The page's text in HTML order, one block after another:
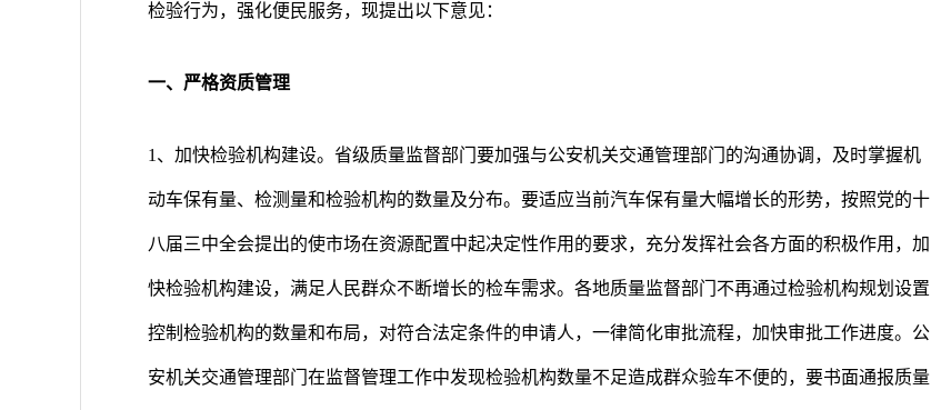
检验行为，强化便民服务，现提出以下意见：
一、严格资质管理
1、加快检验机构建设。省级质量监督部门要加强与公安机关交通管理部门的沟通协调，及时掌握机
动车保有量、检测量和检验机构的数量及分布。要适应当前汽车保有量大幅增长的形势，按照党的十
八届三中全会提出的使市场在资源配置中起决定性作用的要求，充分发挥社会各方面的积极作用，加
快检验机构建设，满足人民群众不断增长的检车需求。各地质量监督部门不再通过检验机构规划设置
控制检验机构的数量和布局，对符合法定条件的申请人，一律简化审批流程，加快审批工作进度。公
安机关交通管理部门在监督管理工作中发现检验机构数量不足造成群众验车不便的，要书面通报质量